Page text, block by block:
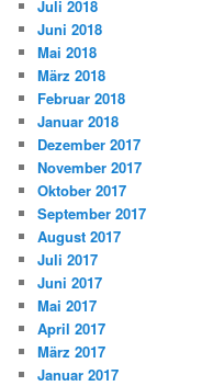
Juli 2018
Juni 2018
Mai 2018
März 2018
Februar 2018
Januar 2018
Dezember 2017
November 2017
Oktober 2017
September 2017
August 2017
Juli 2017
Juni 2017
Mai 2017
April 2017
März 2017
Januar 2017